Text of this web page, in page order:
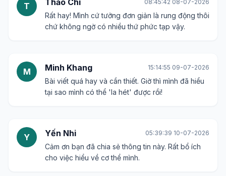
T Thảo Chi 08:45:42 08-07-2026
Rất hay! Mình cứ tưởng đơn giản là rung động thôi
chứ không ngờ có nhiều thứ phức tạp vậy.
M Minh Khang 15:14:55 09-07-2026
Bài viết quá hay và cần thiết. Giờ thì mình đã hiểu
tại sao mình có thể 'la hét' được rồi!
Y Yến Nhi 05:39:39 10-07-2026
Cảm ơn bạn đã chia sẻ thông tin này. Rất bổ ích
cho việc hiểu về cơ thể mình.